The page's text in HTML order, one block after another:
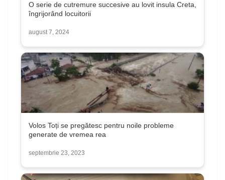
O serie de cutremure succesive au lovit insula Creta,
îngrijorând locuitorii
august 7, 2024
Volos Toți se pregătesc pentru noile probleme
generate de vremea rea
septembrie 23, 2023